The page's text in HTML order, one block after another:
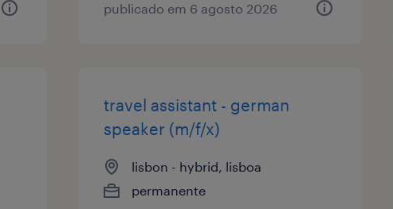
publicado em 6 agosto 2026
travel assistant - german
speaker (m/f/x)
lisbon - hybrid, lisboa
permanente